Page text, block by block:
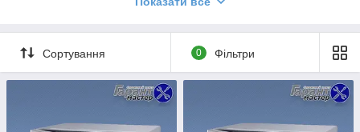
приготуванні їжі. Але під час щоденного використання
мікрохвильова піч, як і будь-який інший прилад, може вийти з
Якщо так сталося — панікувати не варто. Цей побутовий
прилад легко можна підсиити, якщо довірити цю справу
Сортування 0 Фільтри